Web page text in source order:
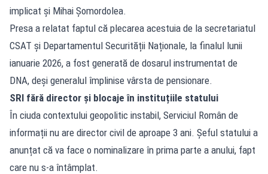
implicat și Mihai Șomordolea.
Presa a relatat faptul că plecarea acestuia de la secretariatul
CSAT și Departamentul Securității Naționale, la finalul lunii
ianuarie 2026, a fost generată de dosarul instrumentat de
DNA, deși generalul împlinise vârsta de pensionare.
SRI fără director și blocaje în instituțiile statului
În ciuda contextului geopolitic instabil, Serviciul Român de
informații nu are director civil de aproape 3 ani. Șeful statului a
anunțat că va face o nominalizare în prima parte a anului, fapt
care nu s-a întâmplat.